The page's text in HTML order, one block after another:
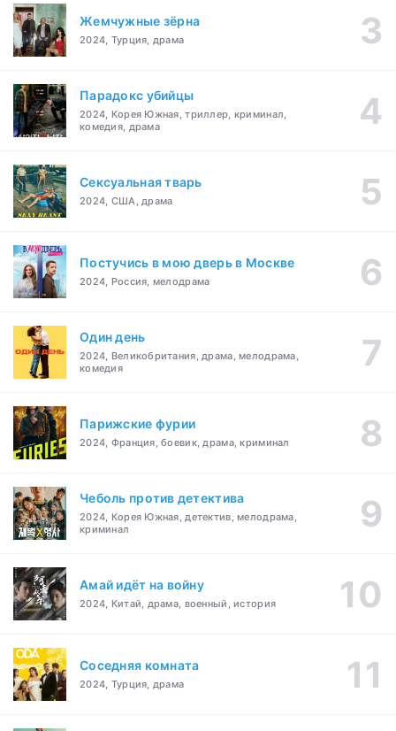
Жемчужные зёрна
2024, Турция, драма
Парадокс убийцы
2024, Корея Южная, триллер, криминал,
комедия, драма
Сексуальная тварь
2024, США, драма
Постучись в мою дверь в Москве
2024, Россия, мелодрама
Один день
2024, Великобритания, драма, мелодрама,
комедия
Парижские фурии
2024, Франция, боевик, драма, криминал
Чеболь против детектива
2024, Корея Южная, детектив, мелодрама,
криминал
Амай идёт на войну
2024, Китай, драма, военный, история
Соседняя комната
2024, Турция, драма